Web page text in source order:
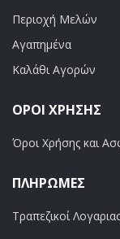
Περιοχή Μελών
Αγαπημένα
Καλάθι Αγορών
ΟΡΟΙ ΧΡΗΣΗΣ
Όροι Χρήσης και
ΠΛΗΡΩΜΕΣ
Τραπεζικοί